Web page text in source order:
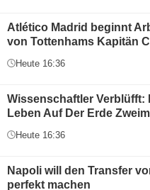
Atlético Madrid beginnt
von Tottenhams Kapitän
Heute 16:36
Wissenschaftler Verblüfft:
Leben Auf Der Erde
Heute 16:36
Napoli will den Transfer
perfekt machen